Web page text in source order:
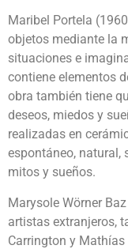
Maribel Portela
objetos mediante la
situaciones e
contiene elementos
obra también tiene
deseos, miedos y
realizadas en
espontáneo, natural,
mitos y sueños.
Marysole Wörner
artistas extranjeros,
Carrington y